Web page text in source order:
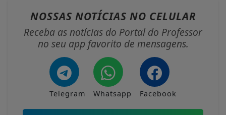
NOSSAS NOTÍCIAS NO CELULAR
Receba as notícias do Portal do Professor
no seu app favorito de mensagens.
Telegram Whatsapp Facebook